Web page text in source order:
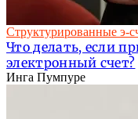
Структурированные э-
Что делать, если
электронный счет?
Инга Пумпуре